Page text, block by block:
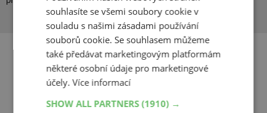
Související produkty
souhlasíte se všemi soubory cookie v
souladu s našimi zásadami používání
souborů cookie. Se souhlasem můžeme
také předávat marketingovým platformám
některé osobní údaje pro marketingové
účely.Více informací
SHOW ALL PARTNERS(1910) →